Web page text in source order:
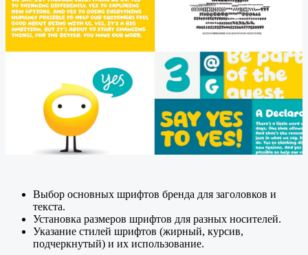
Выбор основных шрифтов бренда для заголовков и
текста.
Установка размеров шрифтов для разных носителей.
Указание стилей шрифтов (жирный, курсив,
подчеркнутый) и их использование.